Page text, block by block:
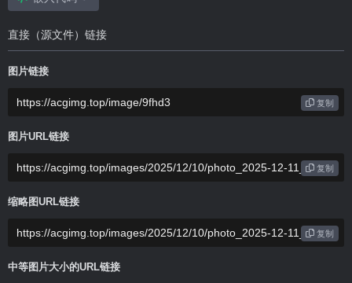
直接（源文件）链接
图片链接
复制
图片URL链接
复制
缩略图URL链接
复制
中等图片大小的URL链接